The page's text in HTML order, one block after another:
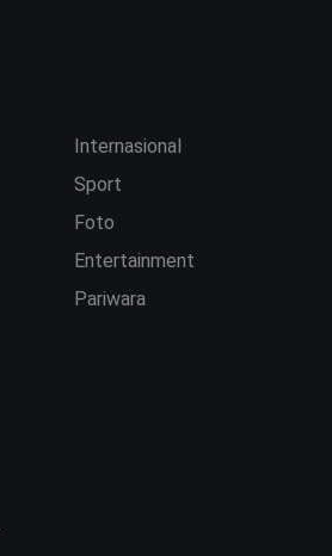
Internasional
Sport
Foto
Entertainment
Pariwara